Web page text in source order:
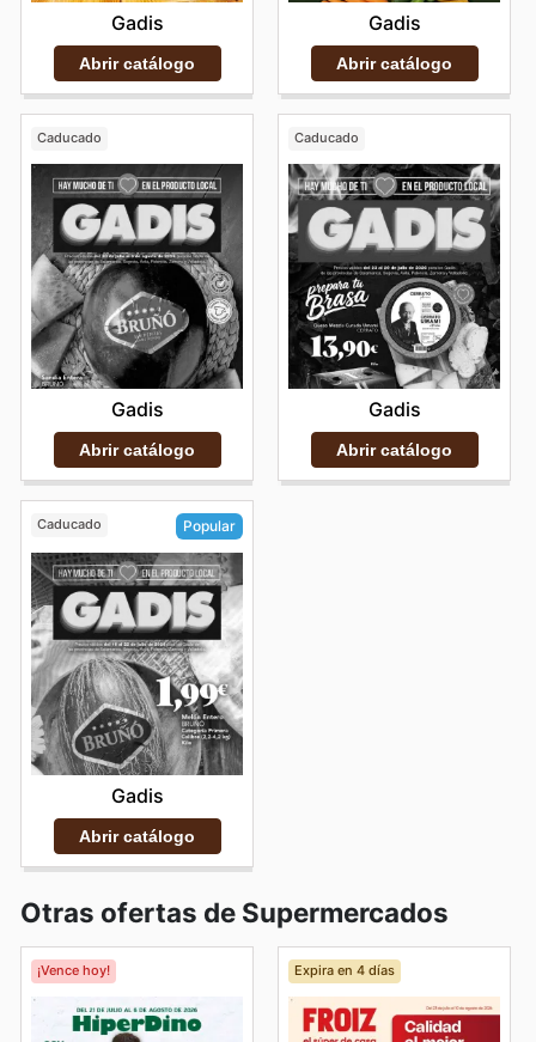
Gadis
Abrir catálogo
Gadis
Abrir catálogo
Caducado
Gadis
Abrir catálogo
Caducado
Gadis
Abrir catálogo
Caducado Popular
Gadis
Abrir catálogo
Otras ofertas de Supermercados
¡Vence hoy! Expira en 4 días